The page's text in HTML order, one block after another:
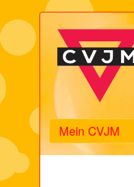
Mein CVJM